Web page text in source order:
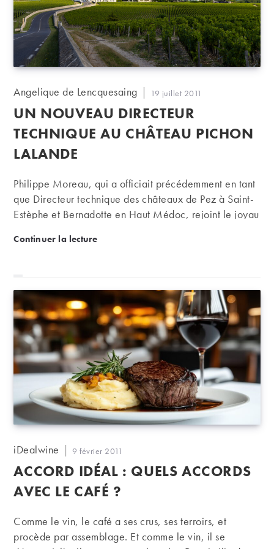
Auteur/autrice
la
publication :
Angelique de Lencquesaing
Publication
publiée :
19 juillet 2011
UN NOUVEAU DIRECTEUR
TECHNIQUE AU CHÂTEAU PICHON
LALANDE
Philippe Moreau, qui a officiait précédemment en tant
que Directeur technique des châteaux de Pez à Saint-
Estèphe et Bernadotte en Haut Médoc, rejoint le joyau
Château Pichon Longueville Comtesse de Lalande, 2e
Continuer la lectureUn nouveau directeur technique au château
Auteur/autrice
la
publication :
iDealwine
Publication
publiée :
9 février 2011
ACCORD IDÉAL : QUELS ACCORDS
AVEC LE CAFÉ ?
Comme le vin, le café a ses crus, ses terroirs, et
procède par assemblage. Et comme le vin, il se